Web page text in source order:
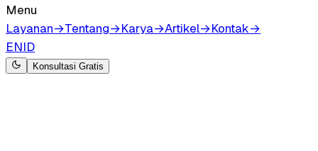
Menu
Layanan→Tentang→Karya→Artikel→Kontak→
ENID
Konsultasi Gratis